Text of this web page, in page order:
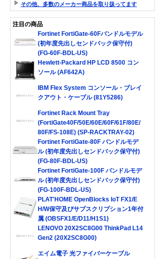
その他、多数のメーカー商品を取り扱ってます
注目の商品
Fortinet FortiGate-60Fバンドルモデル
(初年度先出しセンドバック保守付)
(FG-60F-BDL-US)
Hewlett-Packard HP LCD 8500 コン
ソール (AF642A)
IBM Flex System コンソール・ブレイ
クアウト・ケーブル (81Y5286)
Fortinet Rack Mount Tray
(FortiGate40F/50E/60E/60F/61F/80E/
80F/FS-108E) (SP-RACKTRAY-02)
Fortinet FortiGate-80F バンドルモデ
ル (初年度先出しセンドバック保守付)
(FG-80F-BDL-US)
Fortinet FortiGate-100F バンドルモデ
ル (初年度先出しセンドバック保守付)
(FG-100F-BDL-US)
PLAT'HOME OpenBlocks IoT FX1/E
H/W保守及びサブスクリプション1年付
属 (OBSFX1/E/D11/H1S1)
LENOVO 20X2SC8G00 ThinkPad L14
Gen2 (20X2SC8G00)
エイム電子 光ファイバーケーブル